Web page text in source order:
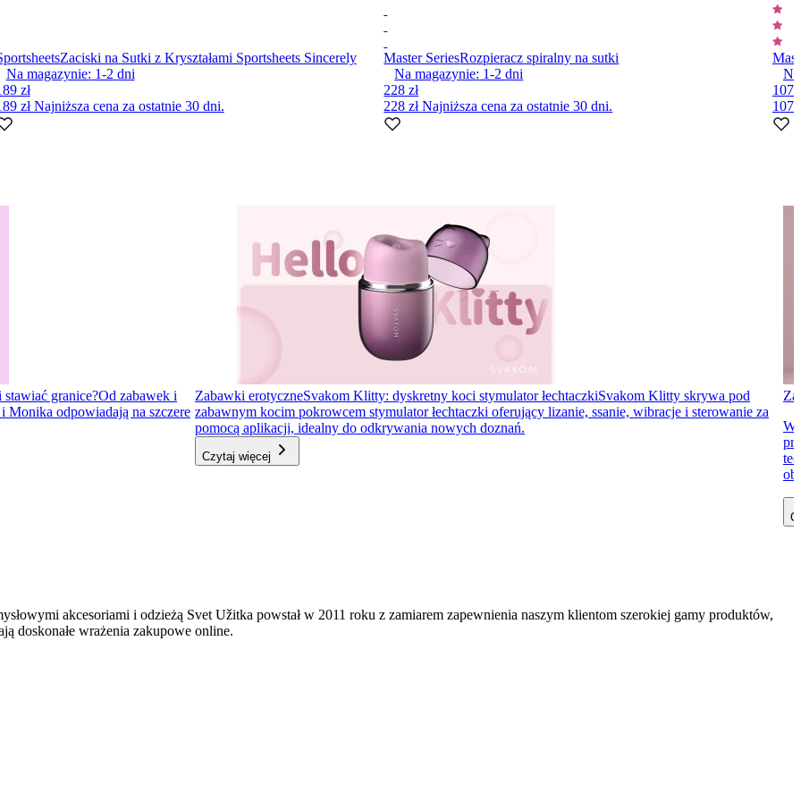
Zaciski na Sutki z Kryształami Sportsheets Sincerely
Na magazynie: 1-2 dni
zł
złNajniższa cena za ostatnie 30 dni.
Master SeriesRozpieracz spiralny na sutki
Na magazynie: 1-2dni
228 zł
228 złNajniższa cena za ostatnie 30 dni.
107
107
granice?Od zabawek i
Monika odpowiadają na szczere
Zabawki erotyczneSvakom Klitty: dyskretny koci stymulator łechtaczkiSvakom Klitty skrywa pod
zabawnym kocim pokrowcem stymulator łechtaczki oferujący lizanie, ssanie, wibracje i sterowanie za
pomocą aplikacji, idealny do odkrywania nowych doznań.
Czytaj więcej
akcesoriami i odzieżą Svet Užitka powstał w 2011 roku z zamiarem zapewnienia naszym klientom szerokiej gamy produktów,
doskonałe wrażenia zakupowe online.